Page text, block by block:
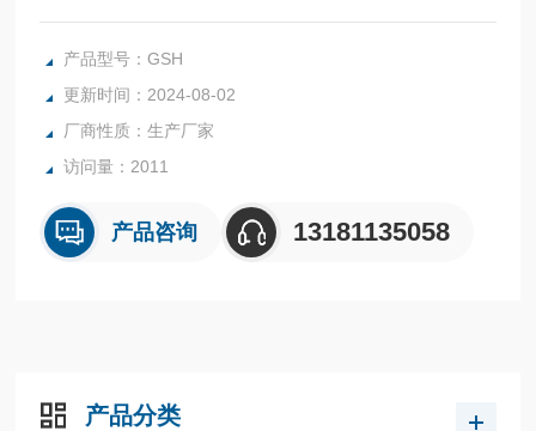
周运动，所产生的离心力对搅拌器内部产生自吸，使自吸式搅
拌器内部形成负压区，而自吸式搅拌器内部是通过空心轴与气
散于液相。本产品尤其适用于气-液、气-液–固非均相反应过
程。如液相催化加氢、氧化、胺化、烷基化、氟化等反应过
程。
产品型号：GSH
更新时间：2024-08-02
厂商性质：生产厂家
访问量：2011
产品咨询 13181135058
产品分类